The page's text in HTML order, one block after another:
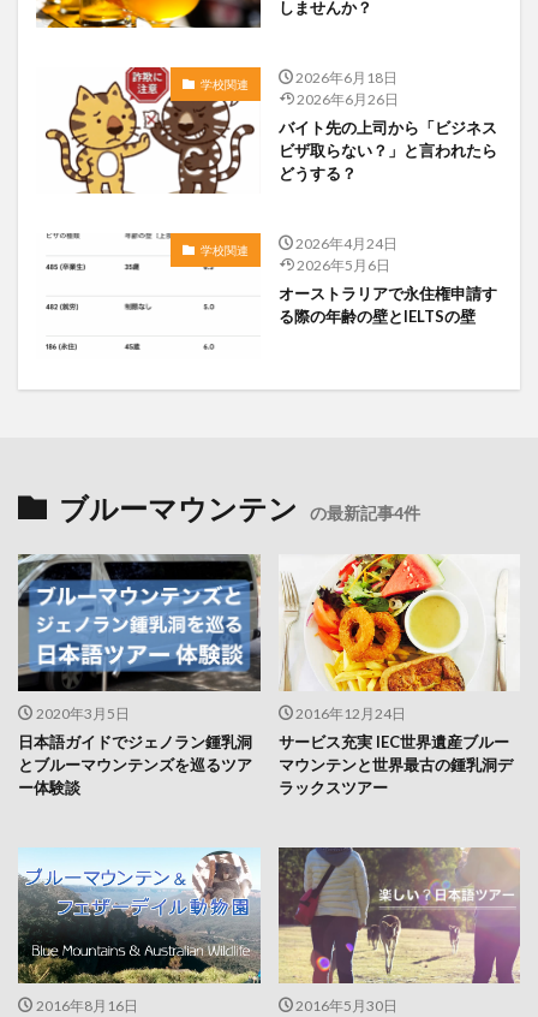
しませんか？
学校関連
2026年6月18日
2026年6月26日
バイト先の上司から「ビジネス
ビザ取らない？」と言われたら
どうする？
学校関連
2026年4月24日
2026年5月6日
オーストラリアで永住権申請す
る際の年齢の壁とIELTSの壁
ブルーマウンテン の最新記事4件
2020年3月5日
日本語ガイドでジェノラン鍾乳洞
とブルーマウンテンズを巡るツア
ー体験談
2016年12月24日
サービス充実 IEC世界遺産ブルー
マウンテンと世界最古の鍾乳洞デ
ラックスツアー
2016年8月16日 2016年5月30日